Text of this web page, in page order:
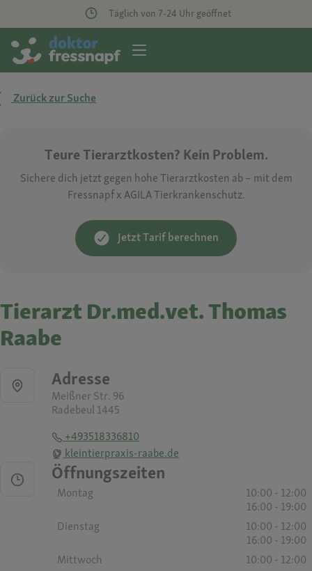
Täglich von 7-24 Uhr geöffnet
Zurück zur Suche
Teure Tierarztkosten? Kein Problem.
Sichere dich jetzt gegen hohe Tierarztkosten ab – mit dem
Fressnapf x AGILA Tierkrankenschutz.
Jetzt Tarif berechnen
Tierarzt Dr.med.vet. Thomas
Raabe
Adresse
Meißner Str. 96
Radebeul 1445
+493518336810
kleintierpraxis-raabe.de
Öffnungszeiten
Montag
10:00 - 12:00
16:00 - 19:00
Dienstag
10:00 - 12:00
16:00 - 19:00
Mittwoch
10:00 - 12:00